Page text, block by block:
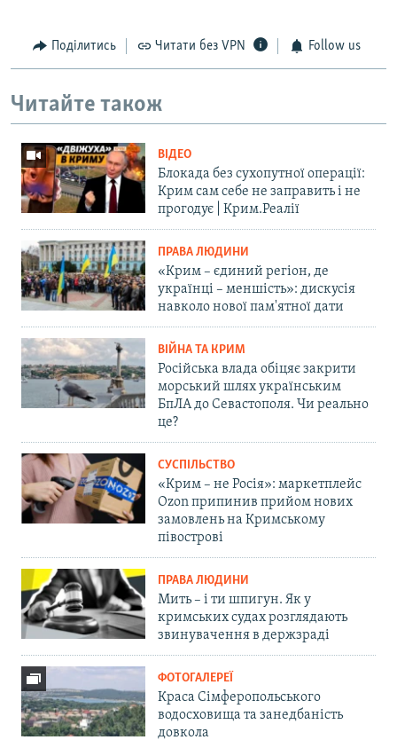
Поділитись Читати без VPN Follow us
Читайте також
ВІДЕО
Блокада без сухопутної операції:
Крим сам себе не заправить і не
прогодує | Крим.Реалії
ПРАВА ЛЮДИНИ
«Крим – єдиний регіон, де
українці – меншість»: дискусія
навколо нової пам'ятної дати
ВІЙНА ТА КРИМ
Російська влада обіцяє закрити
морський шлях українським
БпЛА до Севастополя. Чи реально
це?
СУСПІЛЬСТВО
«Крим – не Росія»: маркетплейс
Ozon припинив прийом нових
замовлень на Кримському
півострові
ПРАВА ЛЮДИНИ
Мить – і ти шпигун. Як у
кримських судах розглядають
звинувачення в держзраді
ФОТОГАЛЕРЕЇ
Краса Сімферопольського
водосховища та занедбаність
довкола